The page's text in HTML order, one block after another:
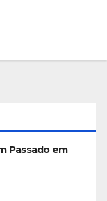
Passado em